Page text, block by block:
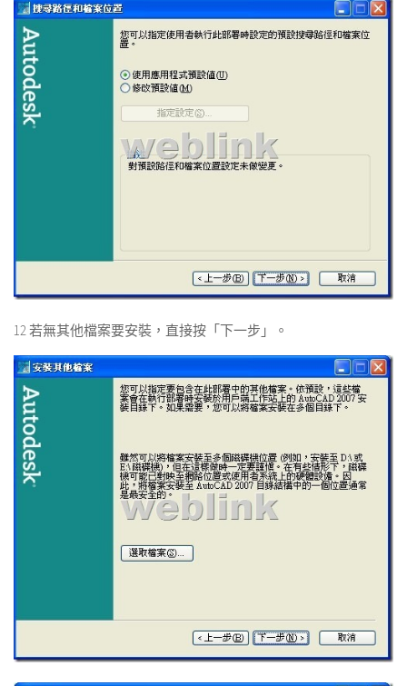
12 若無其他檔案要安裝，直接按「下一步」。